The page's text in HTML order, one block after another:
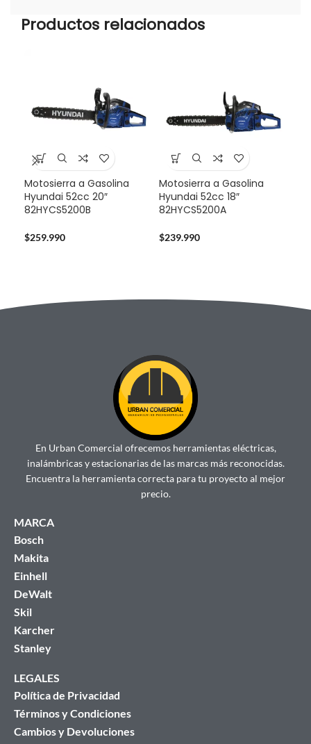
Productos relacionados
Motosierra a Gasolina
Hyundai 52cc 20″
82HYCS5200B
$259.990
Motosierra a Gasolina
Hyundai 52cc 18″
82HYCS5200A
$239.990
En Urban Comercial ofrecemos herramientas eléctricas,
inalámbricas y estacionarias de las marcas más reconocidas.
Encuentra la herramienta correcta para tu proyecto al mejor
precio.
MARCA
Bosch
Makita
Einhell
DeWalt
Skil
Karcher
Stanley
LEGALES
Política de Privacidad
Términos y Condiciones
Cambios y Devoluciones